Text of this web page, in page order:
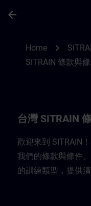
arrow_back
Home chevron_right
SITRAIN 條款與
台灣 SITRAIN
歡迎來到 SITRAIN
我們的條款與條件
的訓練類型，提供